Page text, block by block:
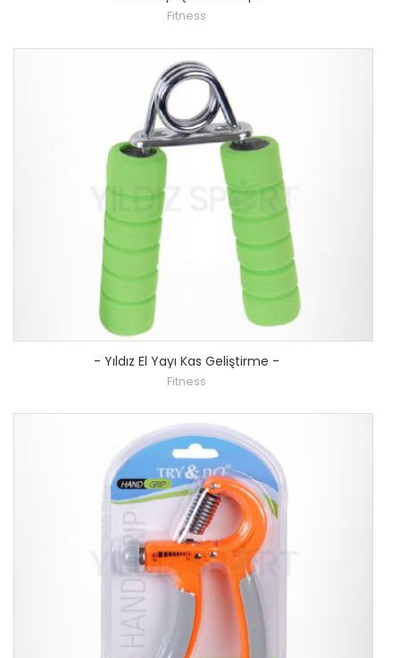
Fitness
-Yıldız El Yayı Kas Geliştirme -
Fitness